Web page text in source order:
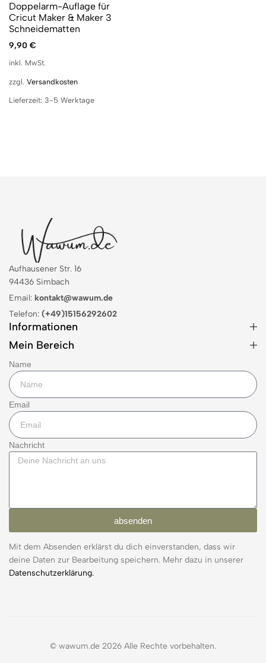
Doppelarm-Auflage für
Cricut Maker & Maker 3
Schneidematten
9,90 €
inkl. MwSt.
zzgl. Versandkosten
Lieferzeit: 3-5 Werktage
Aufhausener Str. 16
94436 Simbach
Email: kontakt@wawum.de
Telefon: (+49)15156292602
Informationen
Mein Bereich
Name
Email
Nachricht
absenden
Mit dem Absenden erklärst du dich einverstanden, dass wir
deine Daten zur Bearbeitung speichern. Mehr dazu in unserer
Datenschutzerklärung.
© wawum.de 2026 Alle Rechte vorbehalten.